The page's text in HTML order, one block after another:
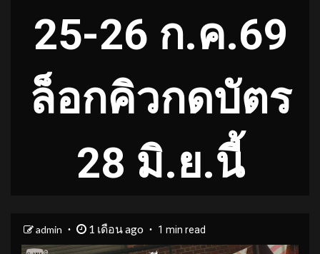
25-26 ก.ค.69
ล็อกคิวกดบัตร
28 มิ.ย.นี้
admin 1 เดือน ago 1 min read